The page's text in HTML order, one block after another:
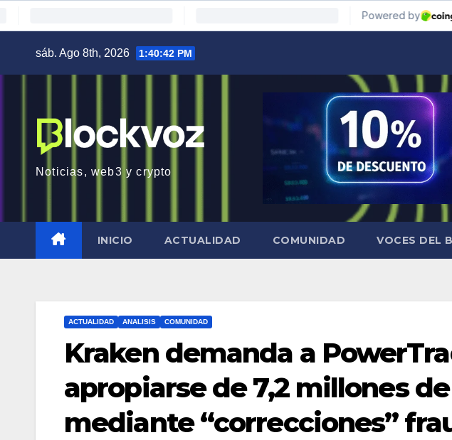
sáb. Ago 8th, 2026 1:40:43 PM
Noticias, web3 y crypto
INICIO ACTUALIDAD COMUNIDAD VOCES DEL
ACTUALIDAD ANALISIS COMUNIDAD
Kraken demanda a
apropiarse de 7,2 millones
mediante “correcciones”